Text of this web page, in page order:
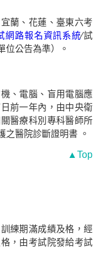
蘭、花蓮、臺東六考
網路報名資訊系統∕試
位公告為準）。
、電腦、盲用電腦應
前一年內，由中央衛
醫療科別專科醫師所
之醫院診斷證明書 。
▲Top
練期滿成績及格，經
，由考試院發給考試